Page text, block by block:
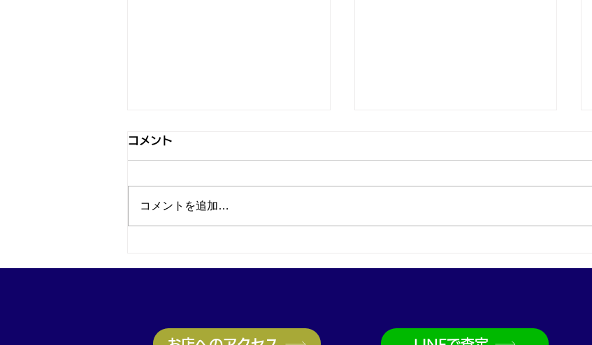
ナ・宝石買取なら買取大吉兵
駅前店
コメント
コメントを追加…